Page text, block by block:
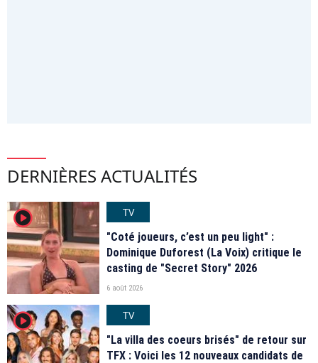
DERNIÈRES ACTUALITÉS
player2
TV
"Coté joueurs, c’est un peu light" :
Dominique Duforest (La Voix) critique le
casting de "Secret Story" 2026
6 août 2026
player2
TV
"La villa des coeurs brisés" de retour sur
TFX : Voici les 12 nouveaux candidats de